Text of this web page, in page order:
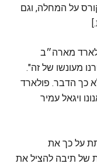
על המחלה, וגם
מארה״ב
מעונשו של זה".
כך הדבר. פולארד
ויגאל עמיר
על כך את
של תיבה להציל את